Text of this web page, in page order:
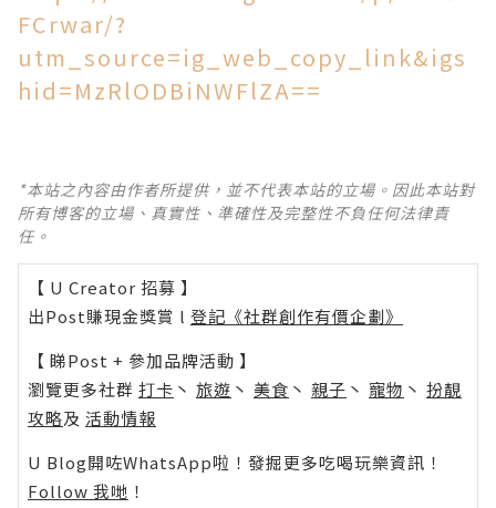
FCrwar/?
utm_source=ig_web_copy_link&igs
hid=MzRlODBiNWFlZA==
*本站之內容由作者所提供，並不代表本站的立場。因此本站對
所有博客的立場、真實性、準確性及完整性不負任何法律責
任。
【 U Creator 招募 】
出Post賺現金獎賞 l 登記《社群創作有價企劃》
【 睇Post + 參加品牌活動 】
瀏覽更多社群 打卡 丶 旅遊 丶 美食 丶 親子 丶 寵物 丶 扮靚
攻略及 活動情報
U Blog開咗WhatsApp啦！發掘更多吃喝玩樂資訊！
Follow 我哋 ！